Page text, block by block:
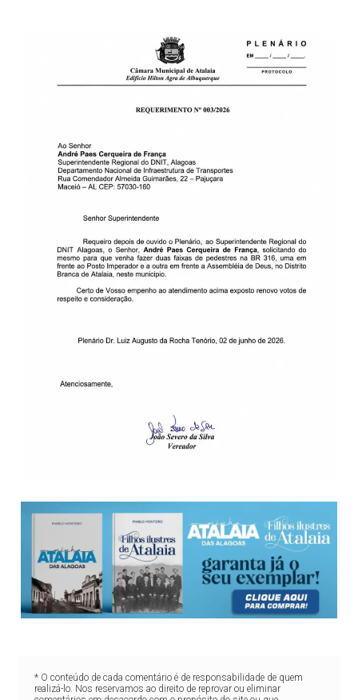
* O conteúdo de cada comentário é de responsabilidade de quem
realizá-lo. Nos reservamos ao direito de reprovar ou eliminar